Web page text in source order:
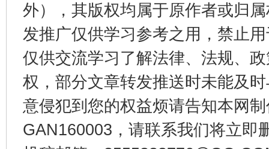
外），其版权均属于原作者或归
发推广仅供学习参考之用，禁止
仅供交流学习了解法律、法规、
权，部分文章转发推送时未能及
意侵犯到您的权益烦请告知本网
GAN160003，请联系我们将立即